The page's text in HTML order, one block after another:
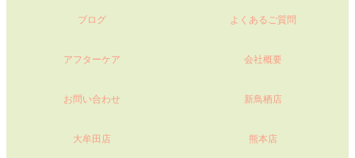
ブログ よくあるご質問
アフターケア 会社概要
お問い合わせ 新鳥栖店
大牟田店 熊本店